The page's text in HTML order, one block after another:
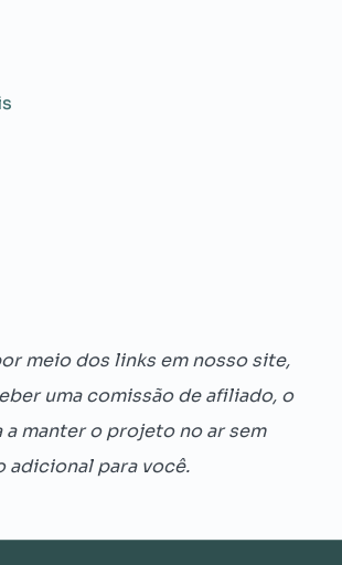
meio dos links em nosso site,
uma comissão de afiliado, o
a manter o projeto no ar sem
adicional para você.